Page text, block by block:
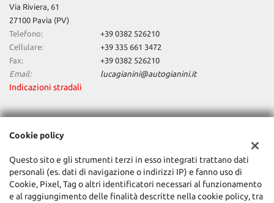
Via Riviera, 61
27100 Pavia (PV)
Telefono:
+39 0382 526210
Cellulare:
+39 335 661 3472
Fax:
+39 0382 526210
Email:
lucagianini@autogianini.it
Indicazioni stradali
Dati fiscali:
Auto Gianini Srl
Via Riviera, 61, Pavia (PV)
C.F/P.IVA:01352520181
Registro delle imprese:PV
Cookie policy
Questo sito e gli strumenti terzi in esso integrati trattano dati
personali (es. dati di navigazione o indirizzi IP) e fanno uso di
Cookie, Pixel, Tag o altri identificatori necessari al funzionamento
e al raggiungimento delle finalità descritte nella cookie policy, tra